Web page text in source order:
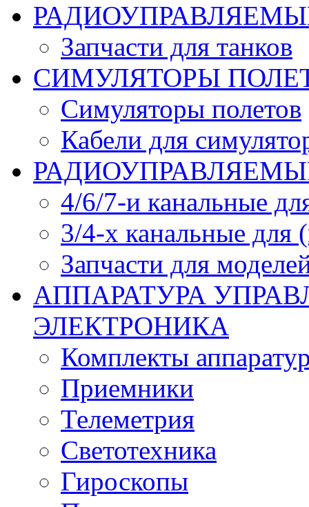
Запчасти для танков
СИМУЛЯТОРЫ
Симуляторы полетов
Кабели для
4/6/7-и канальные
3/4-х канальные
Запчасти для
АППАРАТУРА
ЭЛЕКТРОНИКА
Комплекты
Приемники
Телеметрия
Светотехника
Гироскопы